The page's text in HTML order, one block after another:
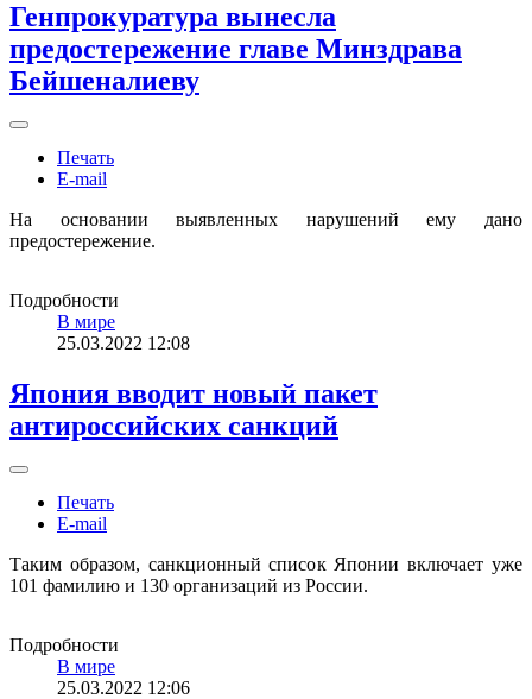
Генпрокуратура вынесла
предостережение главе Минздрава
Бейшеналиеву
Печать
E-mail
На основании выявленных нарушений ему дано
предостережение.
Подробности
В мире
25.03.2022 12:08
Япония вводит новый пакет
антироссийских санкций
Печать
E-mail
Таким образом, санкционный список Японии включает уже
101 фамилию и 130 организаций из России.
Подробности
В мире
25.03.2022 12:06